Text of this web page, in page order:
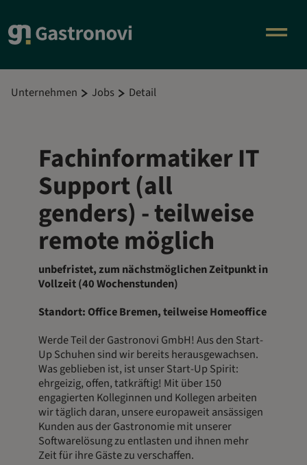
Unternehmen Jobs Detail
Fachinformatiker IT
Support (all
genders) - teilweise
remote möglich
unbefristet, zum nächstmöglichen Zeitpunkt in
Vollzeit (40 Wochenstunden)
Standort: Office Bremen, teilweise Homeoffice
Werde Teil der Gastronovi GmbH! Aus den Start-
Up Schuhen sind wir bereits herausgewachsen.
Was geblieben ist, ist unser Start-Up Spirit:
ehrgeizig, offen, tatkräftig! Mit über 150
engagierten Kolleginnen und Kollegen arbeiten
wir täglich daran, unsere europaweit ansässigen
Kunden aus der Gastronomie mit unserer
Softwarelösung zu entlasten und ihnen mehr
Zeit für ihre Gäste zu verschaffen.